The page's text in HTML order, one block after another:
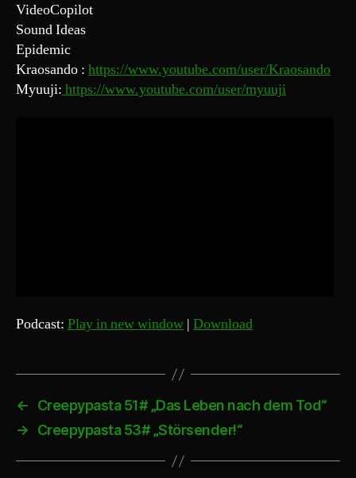
VideoCopilot
Sound Ideas
Epidemic
Kraosando : https://www.youtube.com/user/Kraosando
Myuuji: https://www.youtube.com/user/myuuji
Podcast: Play in new window | Download
←
Creepypasta 51# „Das Leben nach dem Tod“
→
Creepypasta 53# „Störsender!“